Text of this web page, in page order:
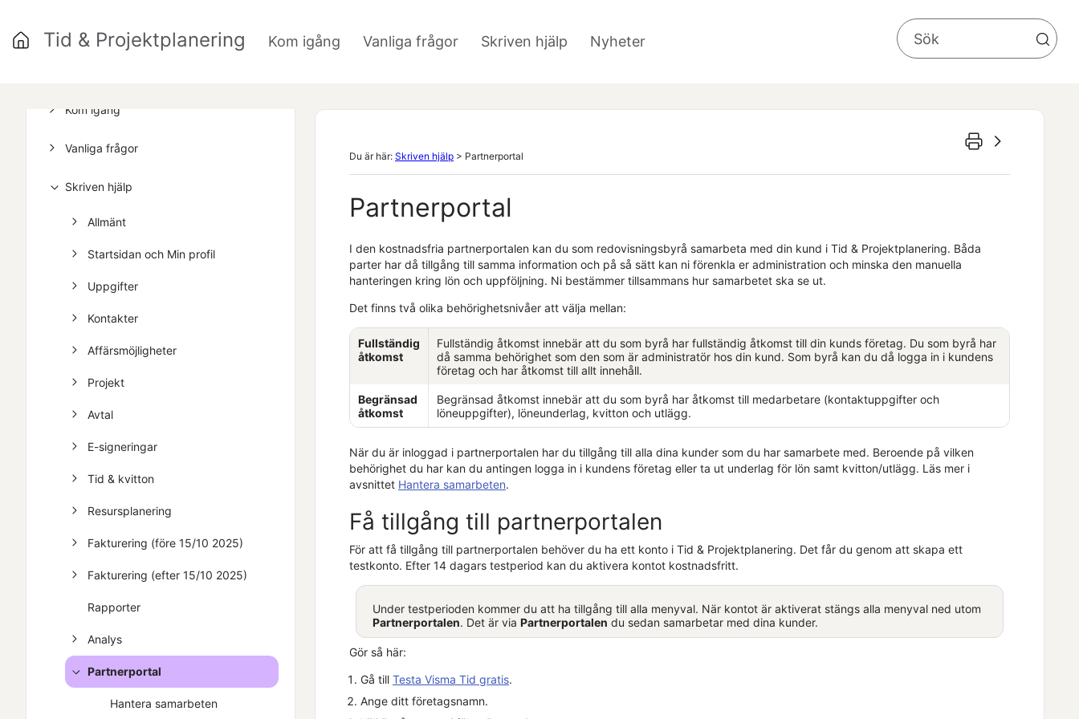
Kom igång Vanliga frågor Skriven hjälp Nyheter
Tid & Projektplanering
Kom igång
Vanliga frågor
Skriven hjälp
Allmänt
Startsidan och Min profil
Uppgifter
Kontakter
Affärsmöjligheter
Projekt
Avtal
E-signeringar
Tid & kvitton
Resursplanering
Fakturering (före 15/10 2025)
Fakturering (efter 15/10 2025)
Rapporter
Analys
Partnerportal
Hantera samarbeten
Du är här: Skriven hjälp > Partnerportal
Partnerportal
I den kostnadsfria partnerportalen kan du som redovisningsbyrå samarbeta med din kund i Tid & Projektplanering. Båda
parter har då tillgång till samma information och på så sätt kan ni förenkla er administration och minska den manuella
hanteringen kring lön och uppföljning. Ni bestämmer tillsammans hur samarbetet ska se ut.
Det finns två olika behörighetsnivåer att välja mellan:
Fullständig
åtkomst
Fullständig åtkomst innebär att du som byrå har fullständig åtkomst till din kunds företag. Du som byrå har
då samma behörighet som den som är administratör hos din kund. Som byrå kan du då logga in i kundens
företag och har åtkomst till allt innehåll.
Begränsad
åtkomst
Begränsad åtkomst innebär att du som byrå har åtkomst till medarbetare (kontaktuppgifter och
löneuppgifter), löneunderlag, kvitton och utlägg.
När du är inloggad i partnerportalen har du tillgång till alla dina kunder som du har samarbete med. Beroende på vilken
behörighet du har kan du antingen logga in i kundens företag eller ta ut underlag för lön samt kvitton/utlägg. Läs mer i
avsnittet Hantera samarbeten.
Få tillgång till partnerportalen
För att få tillgång till partnerportalen behöver du ha ett konto i Tid & Projektplanering. Det får du genom att skapa ett
testkonto. Efter 14 dagars testperiod kan du aktivera kontot kostnadsfritt.
Under testperioden kommer du att ha tillgång till alla menyval. När kontot är aktiverat stängs alla menyval ned utom
Partnerportalen. Det är viaPartnerportalen du sedan samarbetar med dina kunder.
Gör så här:
Gå till Testa Visma Tid gratis.
Ange ditt företagsnamn.